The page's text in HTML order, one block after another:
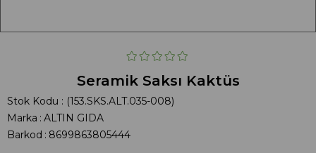
Seramik Saksı Kaktüs
Stok Kodu
(153.SKS.ALT.035-008)
Marka : ALTIN GIDA
Barkod : 8699863805444